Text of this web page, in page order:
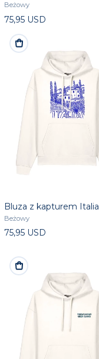
Beżowy
75,95 USD
Bluza z kapturem Italia
Beżowy
75,95 USD